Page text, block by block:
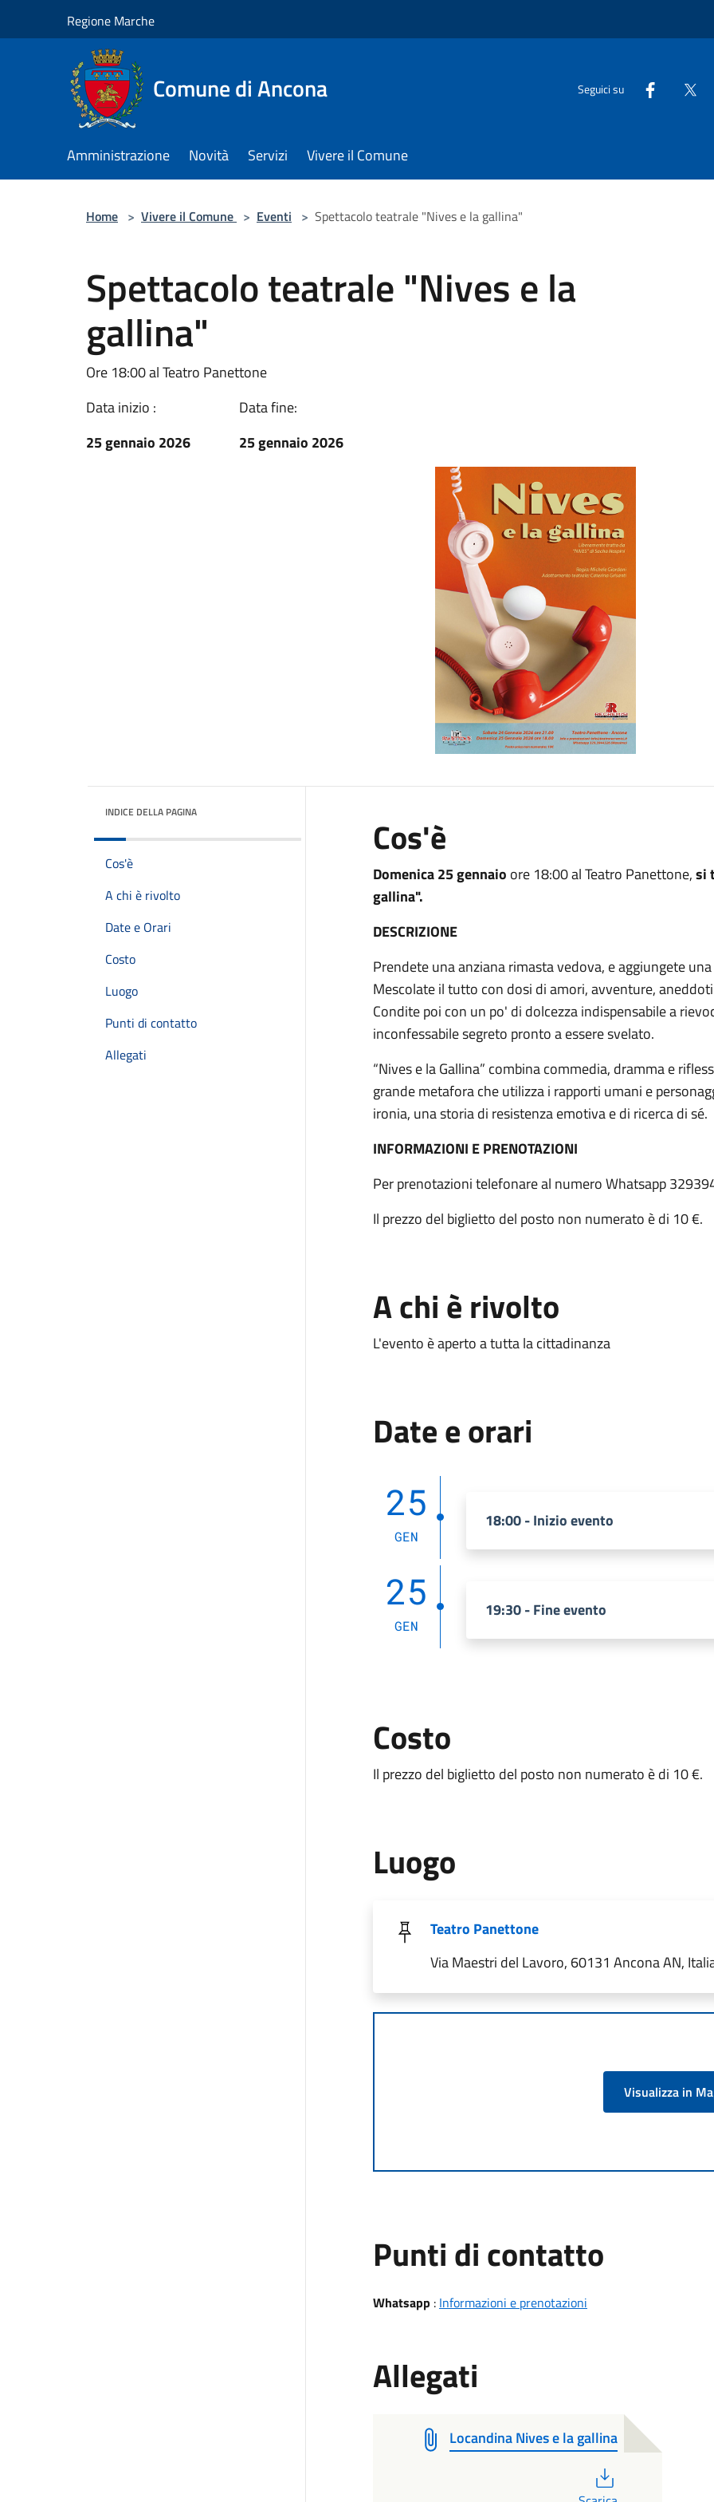
Regione Marche
Comune di Ancona Seguici su
Amministrazione Novità Servizi Vivere il Comune
Home > Vivere il Comune > Eventi > Spettacolo teatrale "Nives e la gallina"
Spettacolo teatrale "Nives e la
gallina"
Ore 18:00 al Teatro Panettone
Data inizio :
25 gennaio 2026
Data fine:
25 gennaio 2026
INDICE DELLA PAGINA
Cos'è
A chi è rivolto
Date e Orari
Costo
Luogo
Punti di contatto
Allegati
Cos'è
Domenica 25 gennaio ore 18:00 al Teatro Panettone,si
gallina".
DESCRIZIONE
Prendete una anziana rimasta vedova, e aggiungete
Mescolate il tutto con dosi di amori, avventure,
Condite poi con un po' di dolcezza indispensabile a
inconfessabile segreto pronto a essere svelato.
“Nives e la Gallina” combina commedia, dramma e
grande metafora che utilizza i rapporti umani e
ironia, una storia di resistenza emotiva e di ricerca di sé.
INFORMAZIONI E PRENOTAZIONI
Per prenotazioni telefonare al numero Whatsapp
Il prezzo del biglietto del posto non numerato è di 10 €.
A chi è rivolto
L'evento è aperto a tutta la cittadinanza
Date e orari
25
GEN
18:00 - Inizio evento
25
GEN
19:30 - Fine evento
Costo
Il prezzo del biglietto del posto non numerato è di 10 €.
Luogo
Teatro Panettone
Via Maestri del Lavoro, 60131 Ancona AN,
Visualizza in
Punti di contatto
Whatsapp : Informazioni e prenotazioni
Allegati
Locandina Nives e la gallina